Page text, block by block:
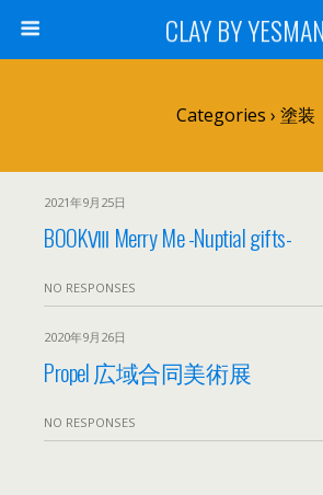
CLAY BY YESMAN
Categories › 塗装
2021年9月25日
BOOKⅧ Merry Me -Nuptial gifts-
NO RESPONSES
2020年9月26日
Propel 広域合同美術展
NO RESPONSES